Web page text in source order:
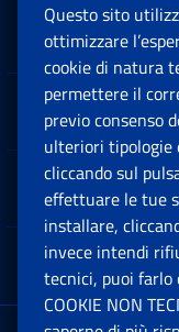
Sedi e Contatti
Software
Note Legali
App mobile
Questo sito
ottimizzare
cookie di natura
permettere il
previo consenso
ulteriori tipologie
cliccando sul
effettuare le tue
installare,
invece intendi
tecnici, puoi farlo
COOKIE NON